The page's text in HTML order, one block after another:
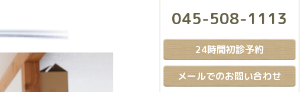
045-508-1113
24時間初診予約
メールでのお問い合わせ